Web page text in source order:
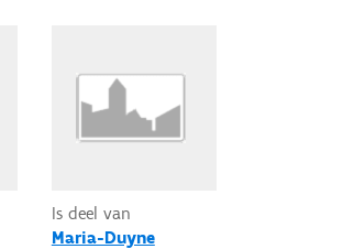
Is deel van
Maria-Duyne